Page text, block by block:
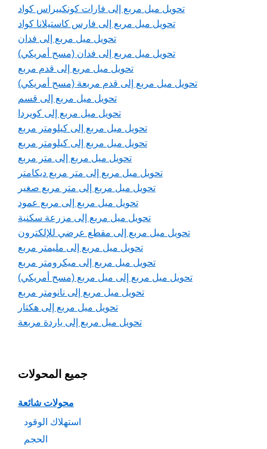
تحويل ميل مربع إلى فارات كونكييراس كواد
تحويل ميل مربع إلى فارس كاستيلانا كواد
تحويل ميل مربع إلى فدان
تحويل ميل مربع إلى فدان (مسح أمريكي)
تحويل ميل مربع إلى قدم مربع
تحويل ميل مربع إلى قدم مربعة (مسح أمريكي)
تحويل ميل مربع إلى قسم
تحويل ميل مربع إلى كويردا
تحويل ميل مربع إلى كيلومتر مربع
تحويل ميل مربع إلى كيلومتر مربع
تحويل ميل مربع إلى متر مربع
تحويل ميل مربع إلى متر مربع ديكامتر
تحويل ميل مربع إلى متر مربع صغير
تحويل ميل مربع إلى مربع عمود
تحويل ميل مربع إلى مزرعة سكنية
تحويل ميل مربع إلى مقطع عرضي للإلكترون
تحويل ميل مربع إلى مليمتر مربع
تحويل ميل مربع إلى ميكرومتر مربع
تحويل ميل مربع إلى ميل مربع (مسح أمريكي)
تحويل ميل مربع إلى نانومتر مربع
تحويل ميل مربع إلى هكتار
تحويل ميل مربع إلى ياردة مربعة
جميع المحولات
محولات شائعة
استهلاك الوقود
الحجم